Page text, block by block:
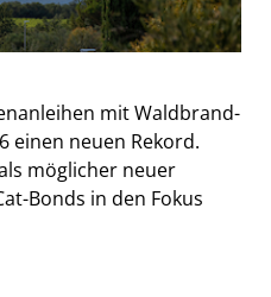
mit Waldbrand-
einen neuen Rekord.
möglicher neuer
Bonds in den Fokus